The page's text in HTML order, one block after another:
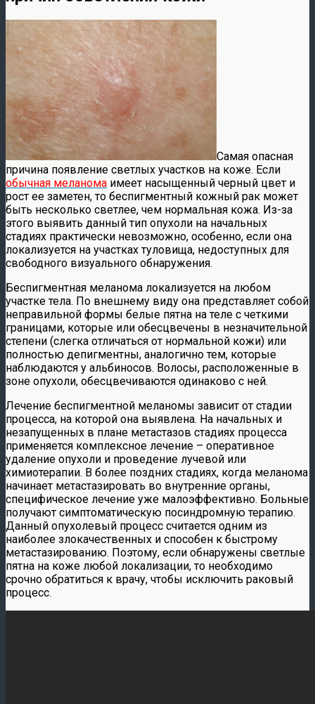
Самая опасная
причина появление светлых участков на коже. Если
обычная меланома имеет насыщенный черный цвет и
рост ее заметен, то беспигментный кожный рак может
быть несколько светлее, чем нормальная кожа. Из-за
этого выявить данный тип опухоли на начальных
стадиях практически невозможно, особенно, если она
локализуется на участках туловища, недоступных для
свободного визуального обнаружения.
Беспигментная меланома локализуется на любом
участке тела. По внешнему виду она представляет собой
неправильной формы белые пятна на теле с четкими
границами, которые или обесцвечены в незначительной
степени (слегка отличаться от нормальной кожи) или
полностью депигментны, аналогично тем, которые
наблюдаются у альбиносов. Волосы, расположенные в
зоне опухоли, обесцвечиваются одинаково с ней.
Лечение беспигментной меланомы зависит от стадии
процесса, на которой она выявлена. На начальных и
незапущенных в плане метастазов стадиях процесса
применяется комплексное лечение – оперативное
удаление опухоли и проведение лучевой или
химиотерапии. В более поздних стадиях, когда меланома
начинает метастазировать во внутренние органы,
специфическое лечение уже малоэффективно. Больные
получают симптоматическую посиндромную терапию.
Данный опухолевый процесс считается одним из
наиболее злокачественных и способен к быстрому
метастазированию. Поэтому, если обнаружены светлые
пятна на коже любой локализации, то необходимо
срочно обратиться к врачу, чтобы исключить раковый
процесс.